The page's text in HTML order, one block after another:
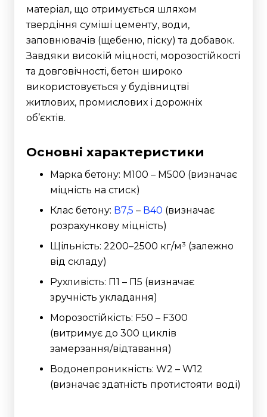
матеріал, що отримується шляхом
твердіння суміші цементу, води,
заповнювачів (щебеню, піску) та добавок.
Завдяки високій міцності, морозостійкості
та довговічності, бетон широко
використовується у будівництві
житлових, промислових і дорожніх
об’єктів.
Основні характеристики
Марка бетону: М100 – М500 (визначає
міцність на стиск)
Клас бетону: В7,5 – В40 (визначає
розрахункову міцність)
Щільність: 2200–2500 кг/м³ (залежно
від складу)
Рухливість: П1 – П5 (визначає
зручність укладання)
Морозостійкість: F50 – F300
(витримує до 300 циклів
замерзання/відтавання)
Водонепроникність: W2 – W12
(визначає здатність протистояти воді)